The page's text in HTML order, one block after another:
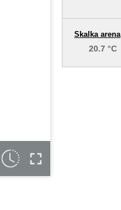
Skalka arena
20.7 °C